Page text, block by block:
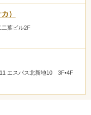
）
二葉ビル2F
エスパス北新地10 3F•4F